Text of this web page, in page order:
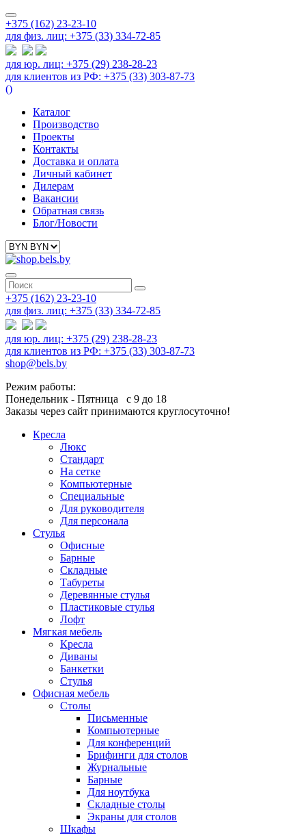
+375 (162) 23-23-10
для физ. лиц: +375 (33) 334-72-85
для юр. лиц: +375 (29) 238-28-23
для клиентов из РФ: +375 (33) 303-87-73
()
Каталог
Производство
Проекты
Контакты
Доставка и оплата
Личный кабинет
Дилерам
Вакансии
Обратная связь
Блог/Новости
+375 (162) 23-23-10
для физ. лиц: +375 (33) 334-72-85
для юр. лиц: +375 (29) 238-28-23
для клиентов из РФ: +375 (33) 303-87-73
shop@bels.by
Режим работы:
Понедельник - Пятница с 9 до 18
Заказы через сайт принимаются круглосуточно!
Кресла
Люкс
Стандарт
На сетке
Компьютерные
Специальные
Для руководителя
Для персонала
Стулья
Офисные
Барные
Складные
Табуреты
Деревянные стулья
Пластиковые стулья
Лофт
Мягкая мебель
Кресла
Диваны
Банкетки
Стулья
Офисная мебель
Столы
Письменные
Компьютерные
Для конференций
Брифинги для столов
Журнальные
Барные
Для ноутбука
Складные столы
Экраны для столов
Шкафы